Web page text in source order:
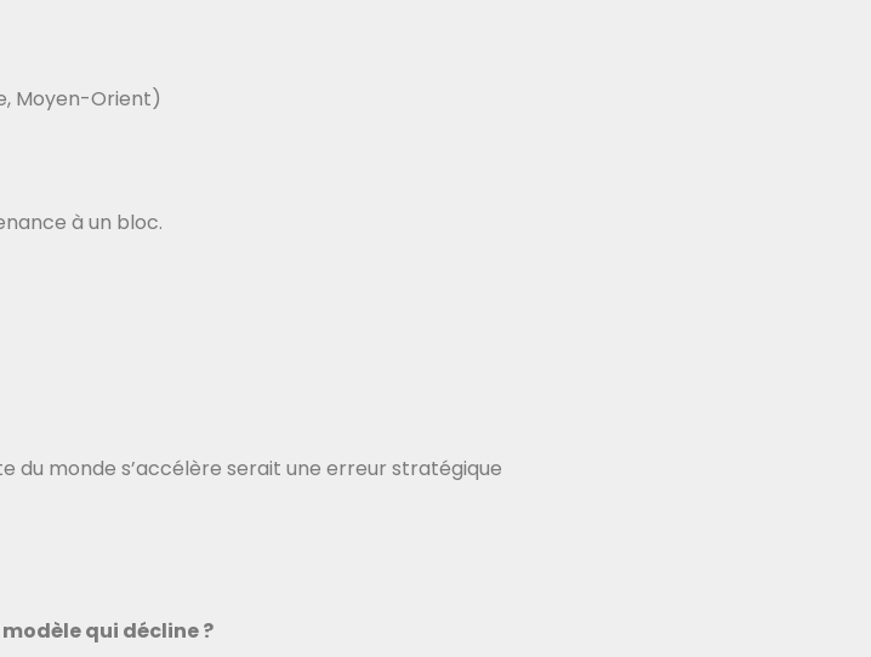
Moyen-Orient)
à un bloc.
du monde s’accélère serait une erreur stratégique
qui décline ?